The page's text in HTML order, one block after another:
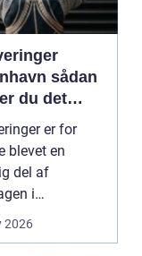
sådan
du det
studie
er for
blevet en
del af
i
Byen er
dygtige...
2026